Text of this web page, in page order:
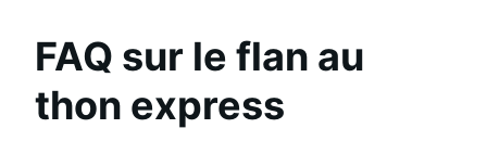
FAQ sur le flan au
thon express